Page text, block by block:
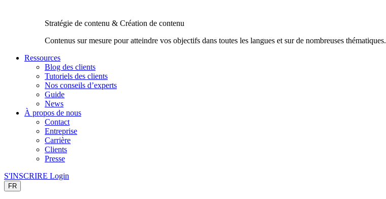
Stratégie de contenu & Création de contenu
Contenus sur mesure pour atteindre vos objectifs dans toutes les langues et sur de nombreuses thématiques.
Ressources
Blog des clients
Tutoriels des clients
Nos conseils d’experts
Guide
News
À propos de nous
Contact
Entreprise
Carrière
Clients
Presse
S'INSCRIRE Login
FR